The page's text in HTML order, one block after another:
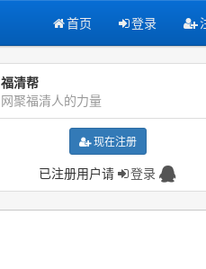
首页 登录
福清帮
网聚福清人的力量
现在注册
已注册用户请 登录